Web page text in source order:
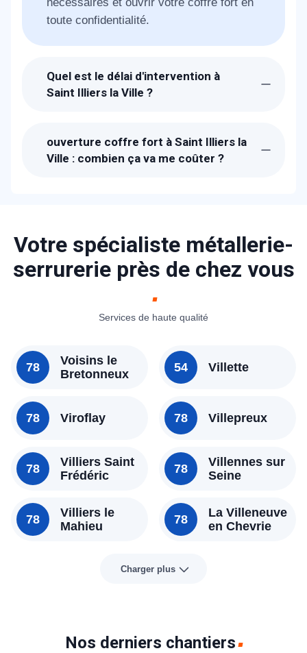
toute confidentialité.
Quel est le délai d'intervention à
Saint Illiers la Ville ?
Saint Illiers la Ville dans l'heure pour vous
ouvrir votre coffre fort.
ouverture coffre fort à Saint Illiers la
Ville : combien ça va me coûter ?
estimé la charge du travail nécessaire et
la technique qui sera suivi.
Votre spécialiste métallerie-
serrurerie près de chez vous
Services de haute qualité
78
Voisins le
Bretonneux
78 Viroflay
78
Villiers Saint
Frédéric
78
Villiers le
Mahieu
54 Villette
78 Villepreux
78
Villennes sur
Seine
78
La Villeneuve
en Chevrie
Charger plus
Nos derniers chantiers